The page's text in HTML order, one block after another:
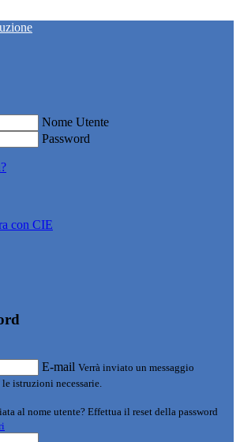
Nome Utente
Password
con CIE
E-mail Verrà inviato un messaggio
istruzioni necessarie.
al nome utente? Effettua il reset della password